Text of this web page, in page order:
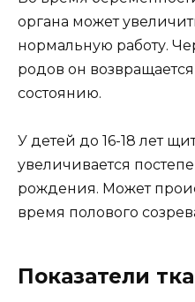
органа может
нормальную работу.
родов он
состоянию.
У детей до 16-18 лет
увеличивается
рождения. Может
время полового
Показатели